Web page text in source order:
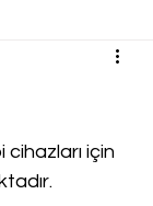
için